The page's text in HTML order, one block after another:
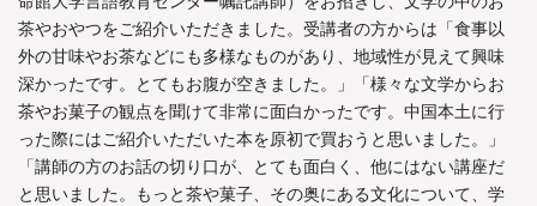
茶やおやつをご紹介いただきました。受講者の方からは「食事以
外の甘味やお茶などにも多様なものがあり、地域性が見えて興味
深かったです。とてもお腹が空きました。」「様々な文学からお
茶やお菓子の観点を聞けて非常に面白かったです。中国本土に行
った際にはご紹介いただいた本を原初で買おうと思いました。」
「講師の方のお話の切り口が、とても面白く、他にはない講座だ
と思いました。もっと茶や菓子、その奥にある文化について、学